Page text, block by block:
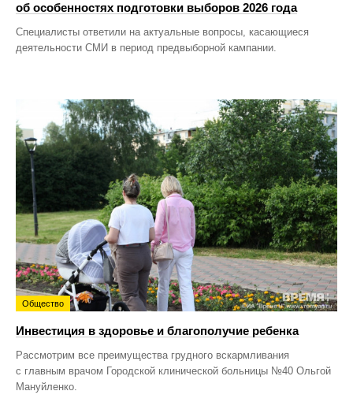
об особенностях подготовки выборов 2026 года
Специалисты ответили на актуальные вопросы, касающиеся
деятельности СМИ в период предвыборной кампании.
Общество
Инвестиция в здоровье и благополучие ребенка
Рассмотрим все преимущества грудного вскармливания
с главным врачом Городской клинической больницы №40 Ольгой
Мануйленко.